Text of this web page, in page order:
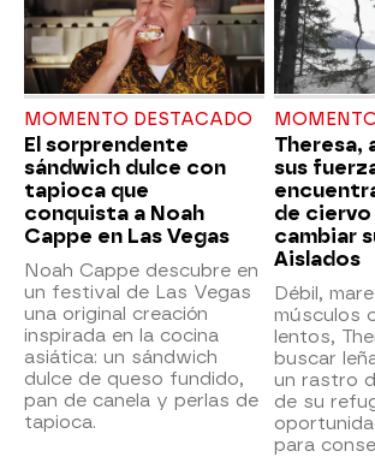
MOMENTO DESTACADO
El sorprendente
sándwich dulce con
tapioca que
conquista a Noah
Cappe en Las Vegas
Noah Cappe descubre en
un festival de Las Vegas
una original creación
inspirada en la cocina
asiática: un sándwich
dulce de queso fundido,
pan de canela y perlas de
tapioca.
Theresa,
sus
de ciervo
cambiar
Aislados
Débil,
músculos
lentos,
buscar
un rastro
de su
para